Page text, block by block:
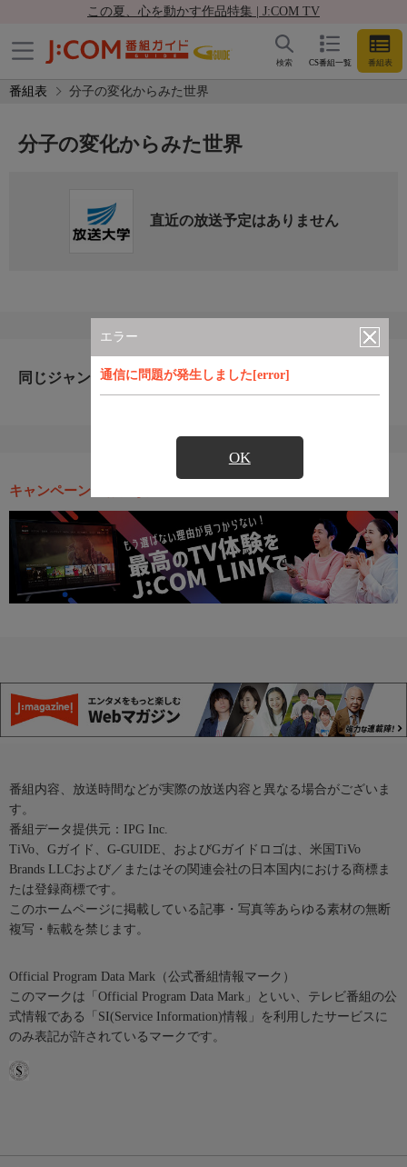
この夏、心を動かす作品特集 | J:COM TV
CS番組一覧 番組表
検索
番組表 分子の変化からみた世界
エラー
通信に問題が発生しました[error]
OK
分子の変化からみた世界
直近の放送予定はありません
同じジャンルのおすすめ番組
キャンペーン・お得な情報
番組内容、放送時間などが実際の放送内容と異なる場合がございま
す。
番組データ提供元：IPG Inc.
TiVo、Gガイド、G-GUIDE、およびGガイドロゴは、米国TiVo
Brands LLCおよび／またはその関連会社の日本国内における商標ま
たは登録商標です。
このホームページに掲載している記事・写真等あらゆる素材の無断
複写・転載を禁じます。
Official Program Data Mark（公式番組情報マーク）
このマークは「Official Program Data Mark」といい、テレビ番組の公
式情報である「SI(Service Information)情報」を利用したサービスに
のみ表記が許されているマークです。